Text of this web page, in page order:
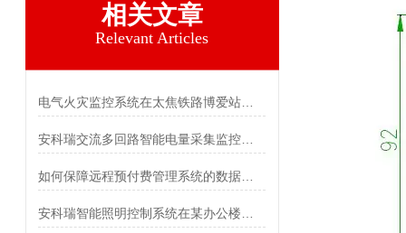
相关文章
Relevant Articles